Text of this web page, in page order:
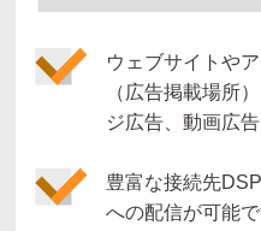
ウェブサイトや
（広告掲載場所
ジ広告、動画広
豊富な接続先
への配信が可能で